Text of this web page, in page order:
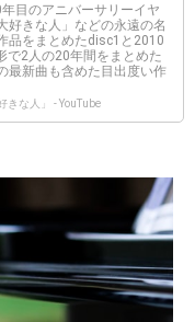
目のアニバーサリーイヤ
好きな人」などの永遠の名
品をまとめたdisc1と2010
で2人の20年間をまとめた
最新曲も含めた目出度い作
な人」 - YouTube